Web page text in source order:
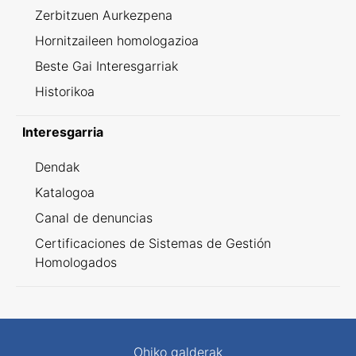
Zerbitzuen Aurkezpena
Hornitzaileen homologazioa
Beste Gai Interesgarriak
Historikoa
Interesgarria
Dendak
Katalogoa
Canal de denuncias
Certificaciones de Sistemas de Gestión
Homologados
Ohiko galderak